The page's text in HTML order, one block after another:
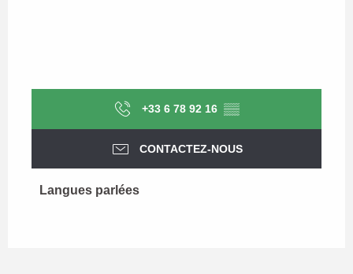
+33 6 78 92 16 ▒▒
CONTACTEZ-NOUS
Langues parlées
Langues parlées